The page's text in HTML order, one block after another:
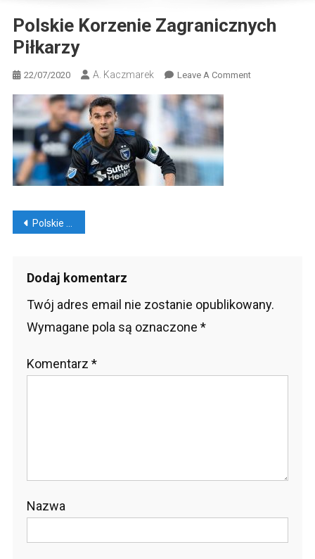
Polskie Korzenie Zagranicznych
Piłkarzy
22/07/2020 A. Kaczmarek Leave A CommentOn
Nawigacja
Polskie korzenie zagranicznych piłkarzy
Dodaj komentarz
Twój adres email nie zostanie opublikowany.
Wymagane pola są oznaczone *
Komentarz *
Nazwa